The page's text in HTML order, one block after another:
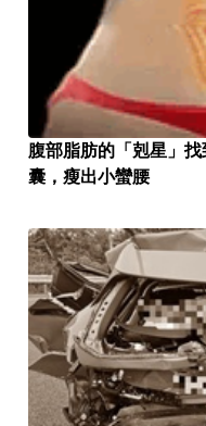
腹部脂肪的「剋星」
囊，瘦出小蠻腰